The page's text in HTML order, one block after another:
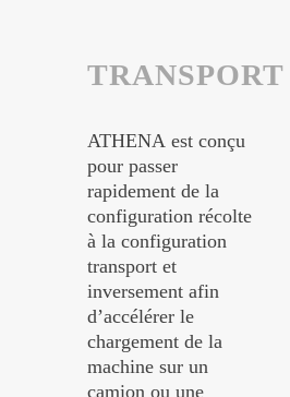
TRANSPORT
ATHENA est conçu
pour passer
rapidement de la
configuration récolte
à la configuration
transport et
inversement afin
d’accélérer le
chargement de la
machine sur un
camion ou une